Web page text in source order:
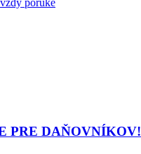
PRE DAŇOVNÍKOV!